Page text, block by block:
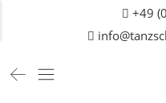
+49